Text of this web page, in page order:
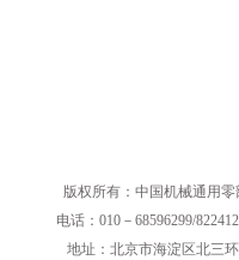
版权所有：中国机械通用
电话：010－68596299/
地址：北京市海淀区北三